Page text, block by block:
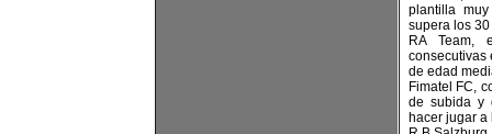
plantilla
supera los
RA Team,
consecutivas
de edad
Fimatel FC,
de subida y
hacer jugar a